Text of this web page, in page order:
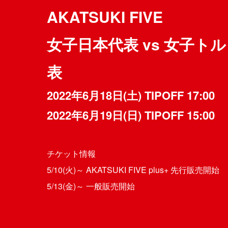
AKATSUKI FIVE
女子日本代表 vs 女子ト
表
2022年6月18日(土) TIPOFF 17:00
2022年6月19日(日) TIPOFF 15:00
チケット情報
5/10(火)～ AKATSUKI FIVE plus+ 先行販売開始
5/13(金)～ 一般販売開始